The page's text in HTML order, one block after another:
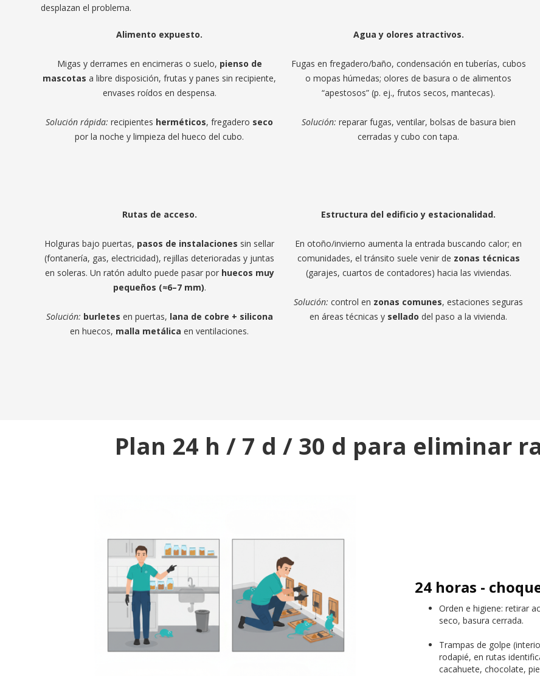
desplazan el problema.
Alimento expuesto.
Migas y derrames en encimeras o suelo, pienso de
mascotas a libre disposición, frutas y panes sin recipiente,
envases roídos en despensa.
Solución rápida: recipientes herméticos, fregadero seco
por la noche y limpieza del hueco del cubo.
Agua y olores atractivos.
Fugas en fregadero/baño, condensación en tuberías, cubos
o mopas húmedas; olores de basura o de alimentos
“apestosos” (p. ej., frutos secos, mantecas).
Solución: reparar fugas, ventilar, bolsas de basura bien
cerradas y cubo con tapa.
Rutas de acceso.
Holguras bajo puertas, pasos de instalaciones sin sellar
(fontanería, gas, electricidad), rejillas deterioradas y juntas
en soleras. Un ratón adulto puede pasar por huecos muy
pequeños (≈6–7 mm).
Solución: burletes en puertas, lana de cobre + silicona
en huecos, malla metálica en ventilaciones.
Estructura del edificio y estacionalidad.
En otoño/invierno aumenta la entrada buscando calor; en
comunidades, el tránsito suele venir de zonas técnicas
(garajes, cuartos de contadores) hacia las viviendas.
Solución: control en zonas comunes, estaciones seguras
en áreas técnicas y sellado del paso a la vivienda.
Plan 24 h / 7 d / 30 d para eliminar
24 horas -
Orden e higiene: retirar
seco, basura cerrada.
Trampas de golpe
rodapié, en rutas
cacahuete, chocolate,